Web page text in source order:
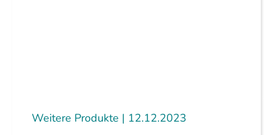
Weitere Produkte
12.12.2023